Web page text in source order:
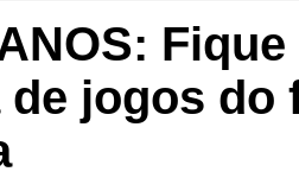
de jogos do